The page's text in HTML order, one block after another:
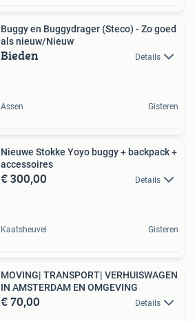
Buggy en Buggydrager (Steco) - Zo goed
als nieuw/Nieuw
Bieden Details
Assen Gisteren
Nieuwe Stokke Yoyo buggy + backpack +
accessoires
€ 300,00 Details
Kaatsheuvel Gisteren
MOVING| TRANSPORT| VERHUISWAGEN
IN AMSTERDAM EN OMGEVING
€ 70,00 Details